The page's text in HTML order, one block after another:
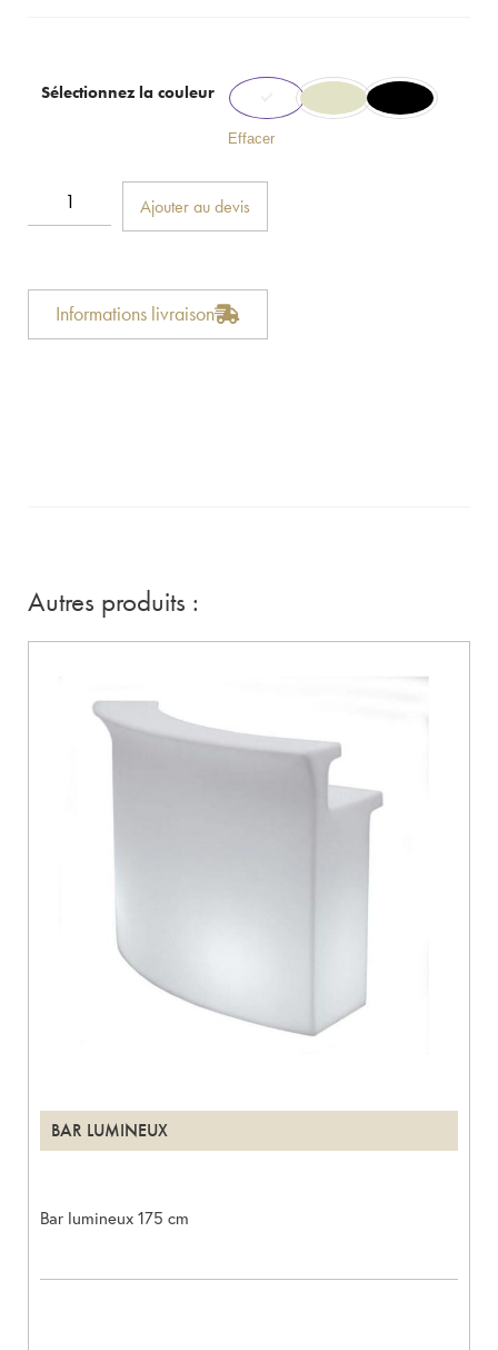
Sélectionnez la couleur
Effacer
Ajouter au devis
Informations livraison
Autres produits :
BAR LUMINEUX
Bar lumineux 175 cm